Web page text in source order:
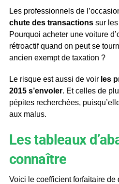
Les professionnels de
chute des transactionssur les
Pourquoi acheter une voiture
rétroactif quand on peut se
ancien exempt de taxation ?
Le risque est aussi de voir les
2015 s’envoler. Et celles de
pépites recherchées,
aux malus.
Les tableaux
connaître
Voici le coefficient forfaitaire de